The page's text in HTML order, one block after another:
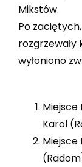
Mikstów.
Po
rozgrzewały
wyłoniono
Miejsce
Karol
Miejsce